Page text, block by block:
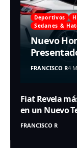
Deportivos
Sedanes &
Nuevo
FRANCISCO R4
Fiat Revela
en un Nuevo
FRANCISCO R